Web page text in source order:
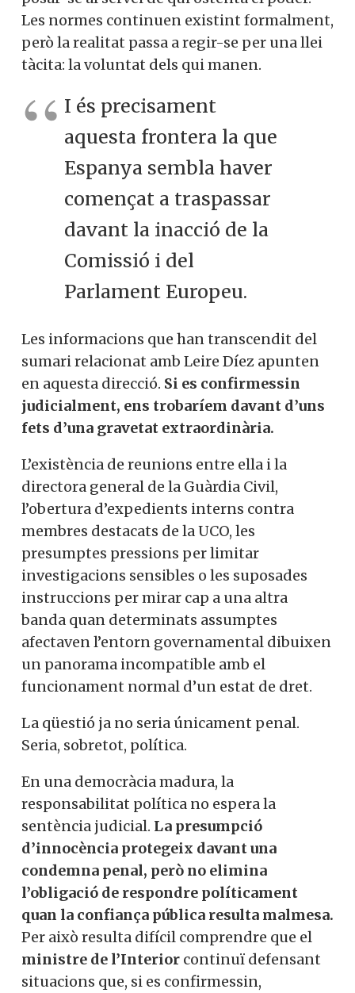
Les normes continuen existint formalment,
però la realitat passa a regir-se per una llei
tàcita: la voluntat dels qui manen.
I és precisament
aquesta frontera la que
Espanya sembla haver
començat a traspassar
davant la inacció de la
Comissió i del
Parlament Europeu.
Les informacions que han transcendit del
sumari relacionat amb Leire Díez apunten
en aquesta direcció. Si es confirmessin
judicialment, ens trobaríem davant d’uns
fets d’una gravetat extraordinària.
L’existència de reunions entre ella i la
directora general de la Guàrdia Civil,
l’obertura d’expedients interns contra
membres destacats de la UCO, les
presumptes pressions per limitar
investigacions sensibles o les suposades
instruccions per mirar cap a una altra
banda quan determinats assumptes
afectaven l’entorn governamental dibuixen
un panorama incompatible amb el
funcionament normal d’un estat de dret.
La qüestió ja no seria únicament penal.
Seria, sobretot, política.
En una democràcia madura, la
responsabilitat política no espera la
sentència judicial. La presumpció
d’innocència protegeix davant una
condemna penal, però no elimina
l’obligació de respondre políticament
quan la confiança pública resulta malmesa.
Per això resulta difícil comprendre que el
ministre de l’Interior continuï defensant
situacions que, si es confirmessin,